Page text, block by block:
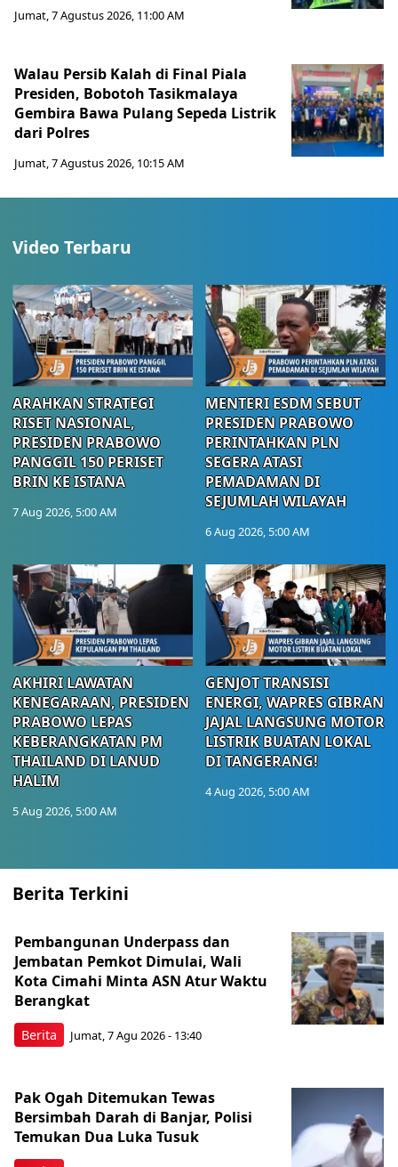
Jumat, 7 Agustus 2026, 11:00 AM
Walau Persib Kalah di Final Piala
Presiden, Bobotoh Tasikmalaya
Gembira Bawa Pulang Sepeda Listrik
dari Polres
Jumat, 7 Agustus 2026, 10:15 AM
Video Terbaru
ARAHKAN STRATEGI
RISET NASIONAL,
PRESIDEN PRABOWO
PANGGIL 150 PERISET
BRIN KE ISTANA
7 Aug 2026, 5:00 AM
MENTERI ESDM SEBUT
PRESIDEN PRABOWO
PERINTAHKAN PLN
SEGERA ATASI
PEMADAMAN DI
SEJUMLAH WILAYAH
6 Aug 2026, 5:00 AM
AKHIRI LAWATAN
KENEGARAAN, PRESIDEN
PRABOWO LEPAS
KEBERANGKATAN PM
THAILAND DI LANUD
HALIM
5 Aug 2026, 5:00 AM
GENJOT TRANSISI
ENERGI, WAPRES GIBRAN
JAJAL LANGSUNG MOTOR
LISTRIK BUATAN LOKAL
DI TANGERANG!
4 Aug 2026, 5:00 AM
Berita Terkini
Berita
Pembangunan Underpass dan
Jembatan Pemkot Dimulai, Wali
Kota Cimahi Minta ASN Atur Waktu
Berangkat
Jumat, 7 Agu 2026 - 13:40
Pak Ogah Ditemukan Tewas
Bersimbah Darah di Banjar, Polisi
Temukan Dua Luka Tusuk